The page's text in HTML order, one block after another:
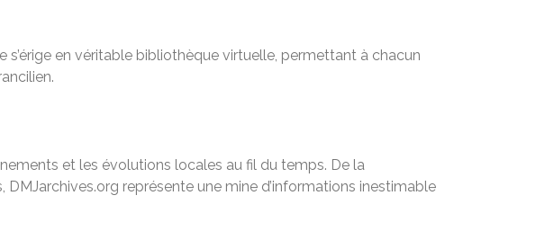
en véritable bibliothèque virtuelle, permettant à chacun
et les évolutions locales au fil du temps. De la
représente une mine d’informations inestimable